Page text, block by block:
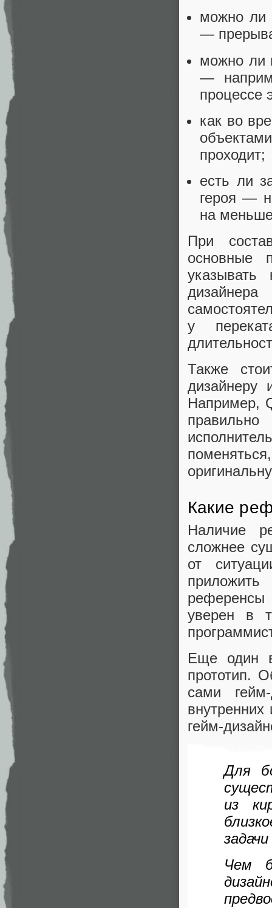
можно ли
—
можно ли
—
процессе
как во
проходит;
есть ли
героя —
на
При
основные
у
Также
дизайнеру
Например,
Какие
Наличие
сложнее
от
уверен в
Еще один
прототип.
сами
гейм-
Для
из
Чем